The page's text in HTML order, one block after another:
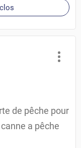
de pêche pour
a pêche